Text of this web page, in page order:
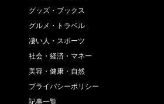
グッズ・ブックス
グルメ・トラベル
凄い人・スポーツ
社会・経済・マネー
美容・健康・自然
プライバシーポリシー
記事一覧